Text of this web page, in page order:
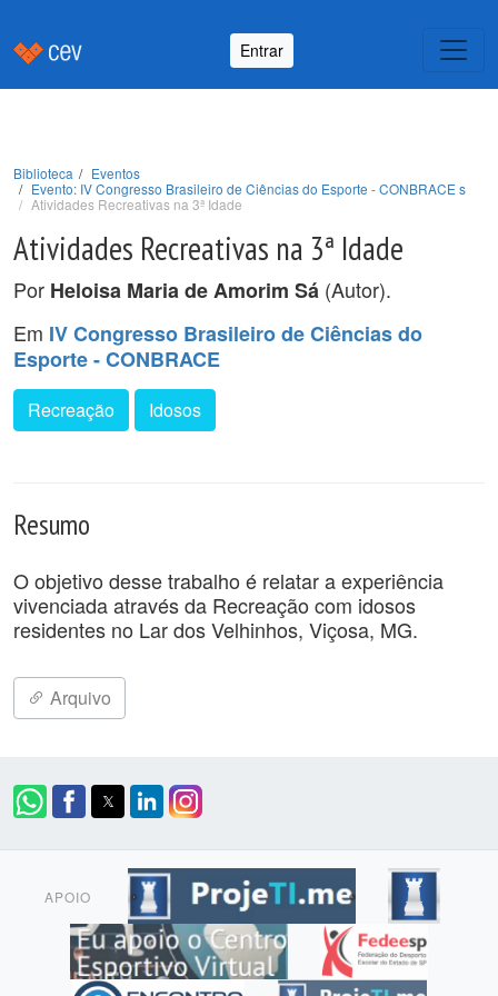
Entrar
Biblioteca
Eventos
Evento: IV Congresso Brasileiro de Ciências do Esporte - CONBRACE s
Atividades Recreativas na 3ª Idade
Atividades Recreativas na 3ª Idade
Por Heloisa Maria de Amorim Sá (Autor).
Em IV Congresso Brasileiro de Ciências do
Esporte - CONBRACE
Recreação Idosos
Resumo
O objetivo desse trabalho é relatar a experiência
vivenciada através da Recreação com idosos
residentes no Lar dos Velhinhos, Viçosa, MG.
Arquivo
APOIO